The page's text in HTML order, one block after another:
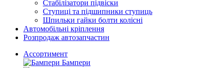
Стабілізатори підвіски
Ступиці та підшипники ступиць
Шпильки гайки болти колісні
Автомобільні кріплення
Розпродаж автозапчастин
Ассортимент
Бампери